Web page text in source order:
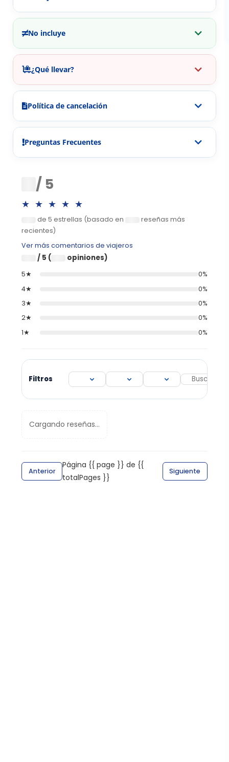
No incluye
¿Qué llevar?
Política de cancelación
Preguntas Frecuentes
/ 5
★★★★★
de 5 estrellas (basado en
reseñas más
recientes)
Ver más comentarios de viajeros
/ 5 ( opiniones)
5★
0%
4★
0%
3★
0%
2★
0%
1★
0%
Filtros
Cargando reseñas...
Anterior
Página {{ page }} de {{
totalPages }}
Siguiente